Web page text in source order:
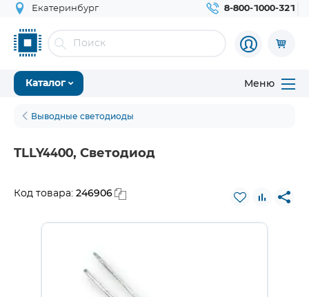
Екатеринбург 8-800-1000-321
Каталог Меню
Выводные светодиоды
TLLY4400, Светодиод
Код товара: 246906